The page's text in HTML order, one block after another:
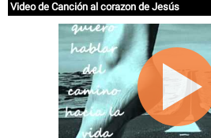
Video de Canción al corazon de Jesús